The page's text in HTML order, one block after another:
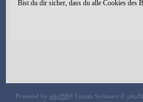
Bist du dir sicher, dass du alle Cookies des
Powered by phpBB® Forum Software ©